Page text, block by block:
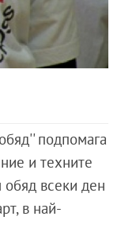
подпомага
и техните
обяд всеки ден
в най-